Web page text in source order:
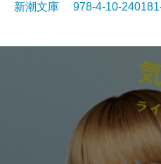
新潮文庫 978-4-10-